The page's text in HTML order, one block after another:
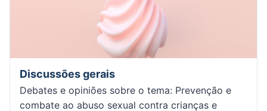
Discussões gerais
Debates e opiniões sobre o tema: Prevenção e
combate ao abuso sexual contra crianças e